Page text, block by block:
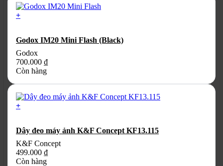
+
Godox IM20 Mini Flash (Black)
Godox
700.000 ₫
Còn hàng
+
Dây đeo máy ảnh K&F Concept KF13.115
K&F Concept
499.000 ₫
Còn hàng